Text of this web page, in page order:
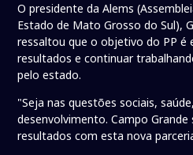
O presidente da Alems
Estado de Mato Grosso do Sul),
ressaltou que o objetivo do PP é
resultados e continuar
pelo estado.
"Seja nas questões sociais,
desenvolvimento. Campo Grande
resultados com esta nova